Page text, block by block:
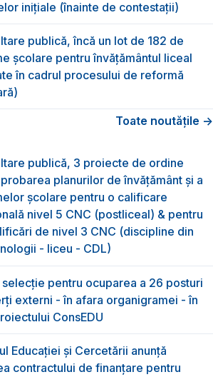
inițiale (înainte de contestații)
publică, încă un lot de 182 de
școlare pentru învățământul liceal
în cadrul procesului de reformă
Toate noutățile →
publică, 3 proiecte de ordine
planurilor de învățământ și a
școlare pentru o calificare
nivel 5 CNC (postliceal) & pentru
de nivel 3 CNC (discipline din
- liceu - CDL)
pentru ocuparea a 26 posturi
externi - în afara organigramei - în
ConsEDU
Educației și Cercetării anunță
contractului de finanțare pentru